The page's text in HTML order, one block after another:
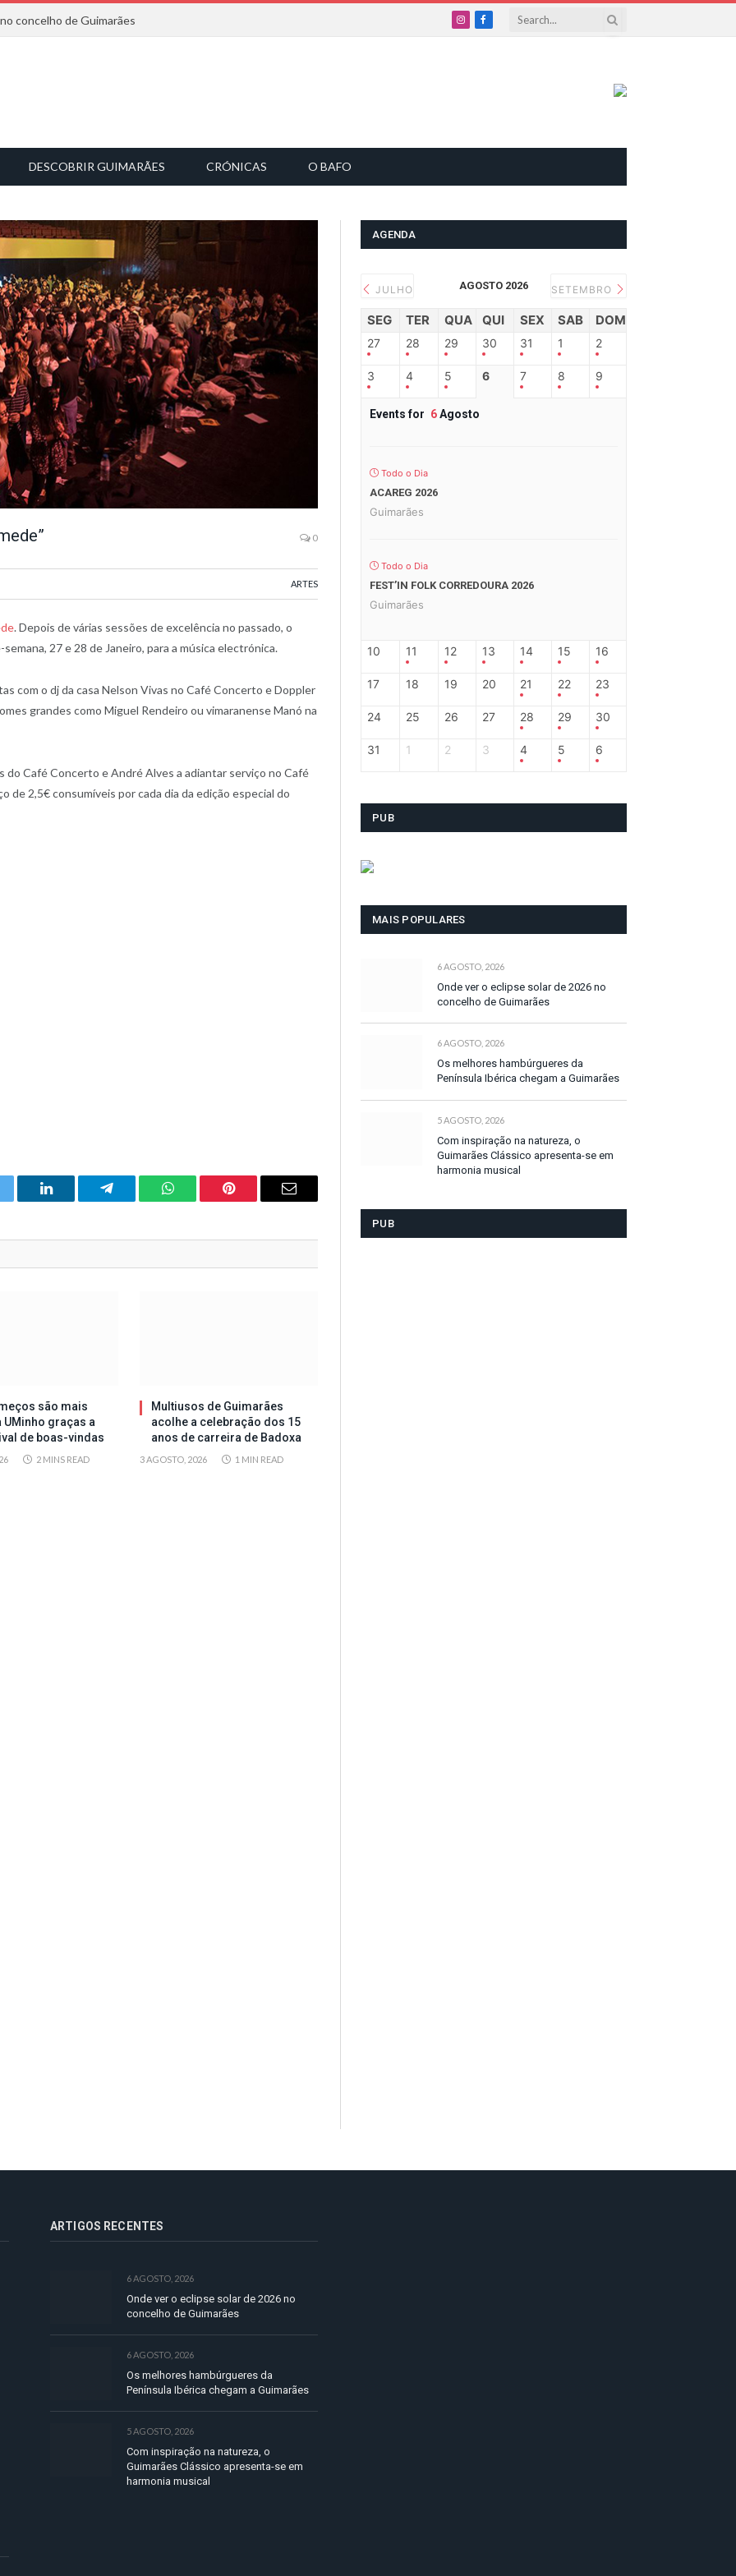
concelho de Guimarães
InstagramFacebook
DESCOBRIR GUIMARÃES CRÓNICAS O BAFO
0
ARTES
. Depois de várias sessões de excelência no passado, o
27 e 28 de Janeiro, para a música electrónica.
com o dj da casa Nelson Vivas no Café Concerto e Doppler
grandes como Miguel Rendeiro ou vimaranense Manó na
do Café Concerto e André Alves a adiantar serviço no Café
de 2,5€ consumíveis por cada dia da edição especial do
LinkedIn Telegram WhatsAppPinterest Email
são mais
UMinho graças a
de boas-vindas
2 MINS READ
Multiusos de Guimarães
acolhe a celebração dos 15
anos de carreira de Badoxa
3 AGOSTO, 2026 1 MIN READ
AGENDA
JULHO AGOSTO 2026 SETEMBRO
SEG TER QUA QUI SEX SAB DOM
27 28 29 30 31 1 2
3 4 5 6 7 8 9
Events for 6Agosto
Todo o Dia
ACAREG 2026
Guimarães
Todo o Dia
FEST’IN FOLK CORREDOURA 2026
Guimarães
10 11 12 13 14 15 16
17 18 19 20 21 22 23
24 25 26 27 28 29 30
31 1 2 3 4 5 6
PUB
MAIS POPULARES
6 AGOSTO, 2026
Onde ver o eclipse solar de 2026 no
concelho de Guimarães
6 AGOSTO, 2026
Os melhores hambúrgueres da
Península Ibérica chegam a Guimarães
5 AGOSTO, 2026
Com inspiração na natureza, o
Guimarães Clássico apresenta-se em
harmonia musical
PUB
ARTIGOS RECENTES
6 AGOSTO, 2026
Onde ver o eclipse solar de 2026 no
concelho de Guimarães
6 AGOSTO, 2026
Os melhores hambúrgueres da
Península Ibérica chegam a Guimarães
5 AGOSTO, 2026
Com inspiração na natureza, o
Guimarães Clássico apresenta-se em
harmonia musical